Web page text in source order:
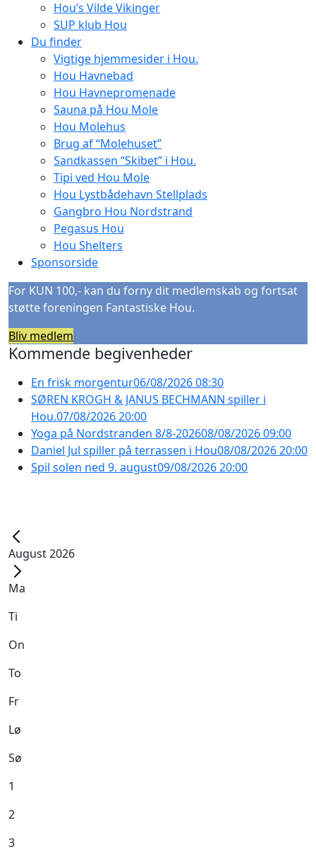
Hou’s Vilde Vikinger
SUP klub Hou
Du finder
Vigtige hjemmesider i Hou.
Hou Havnebad
Hou Havnepromenade
Sauna på Hou Mole
Hou Molehus
Brug af “Molehuset”
Sandkassen “Skibet” i Hou.
Tipi ved Hou Mole
Hou Lystbådehavn Stellplads
Gangbro Hou Nordstrand
Pegasus Hou
Hou Shelters
Sponsorside
For KUN 100,- kan du forny dit medlemskab og fortsat
støtte foreningen Fantastiske Hou.
Bliv medlem
Kommende begivenheder
En frisk morgentur06/08/2026 08:30
SØREN KROGH & JANUS BECHMANN spiller i
Hou.07/08/2026 20:00
Yoga på Nordstranden 8/8-202608/08/2026 09:00
Daniel Jul spiller på terrassen i Hou08/08/2026 20:00
Spil solen ned 9. august09/08/2026 20:00
August 2026
Ma
Ti
On
To
Fr
Lø
Sø
1
2
3